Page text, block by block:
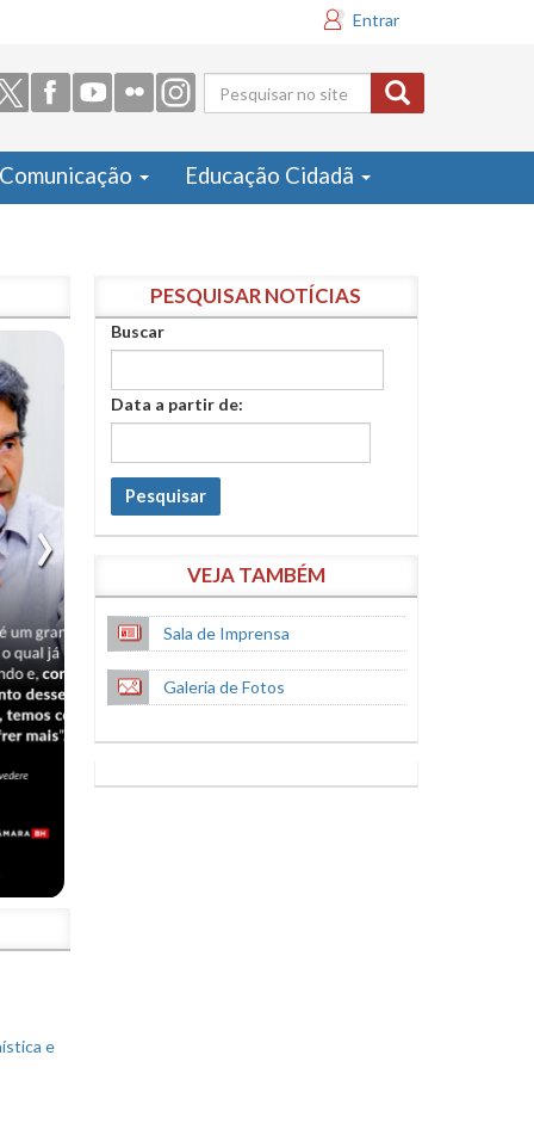
Entrar
Formulário
de busca
Comunicação Educação Cidadã
e
PESQUISAR NOTÍCIAS
Buscar
Data a partir de:
Pesquisar
VEJA TAMBÉM
Sala de Imprensa
Galeria de Fotos